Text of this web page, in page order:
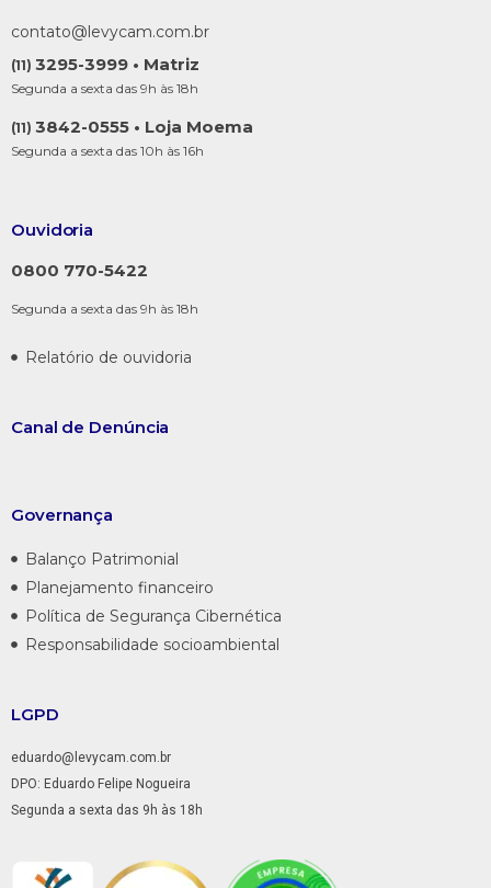
contato@levycam.com.br
(11) 3295-3999 • Matriz
Segunda a sexta das 9h às 18h
(11) 3842-0555 • Loja Moema
Segunda a sexta das 10h às 16h
Ouvidoria
0800 770-5422
Segunda a sexta das 9h às 18h
Relatório de ouvidoria
Canal de Denúncia
Governança
Balanço Patrimonial
Planejamento financeiro
Política de Segurança Cibernética
Responsabilidade socioambiental
LGPD
eduardo@levycam.com.br
DPO: Eduardo Felipe Nogueira
Segunda a sexta das 9h às 18h